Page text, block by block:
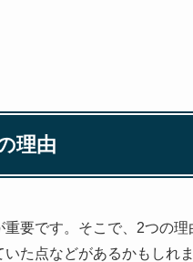
理由
要です。そこで、2つの
た点などがあるかもしれ